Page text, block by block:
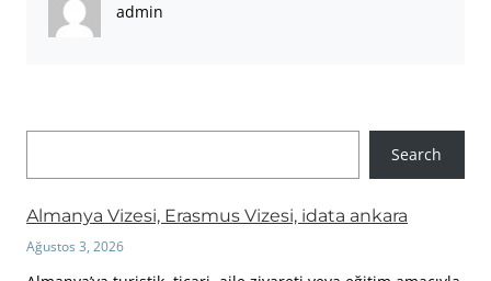
admin
Search
Almanya Vizesi, Erasmus Vizesi, idata ankara
Ağustos 3, 2026